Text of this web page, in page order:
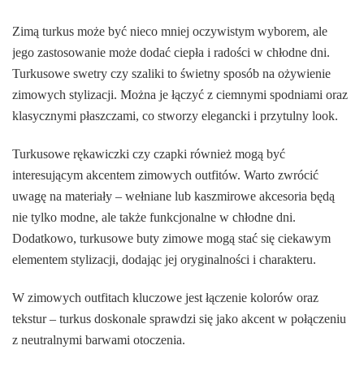
Zimą turkus może być nieco mniej oczywistym wyborem, ale
jego zastosowanie może dodać ciepła i radości w chłodne dni.
Turkusowe swetry czy szaliki to świetny sposób na ożywienie
zimowych stylizacji. Można je łączyć z ciemnymi spodniami oraz
klasycznymi płaszczami, co stworzy elegancki i przytulny look.
Turkusowe rękawiczki czy czapki również mogą być
interesującym akcentem zimowych outfitów. Warto zwrócić
uwagę na materiały – wełniane lub kaszmirowe akcesoria będą
nie tylko modne, ale także funkcjonalne w chłodne dni.
Dodatkowo, turkusowe buty zimowe mogą stać się ciekawym
elementem stylizacji, dodając jej oryginalności i charakteru.
W zimowych outfitach kluczowe jest łączenie kolorów oraz
tekstur – turkus doskonale sprawdzi się jako akcent w połączeniu
z neutralnymi barwami otoczenia.